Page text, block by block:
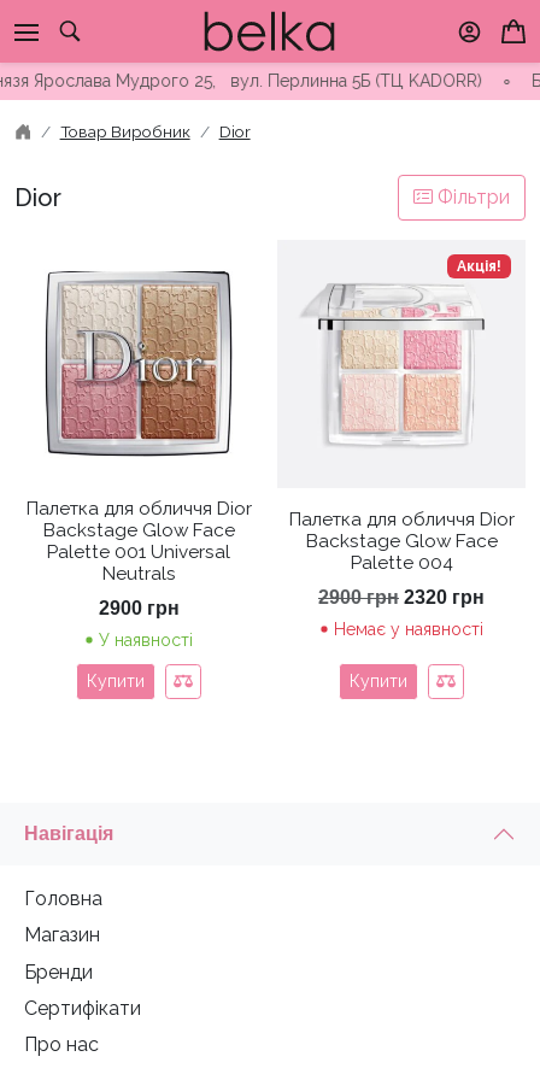
to
content
Ярослава Мудрого 25, вул. Перлинна 5Б (ТЦ KADORR) ∘
Товар Виробник Dior
Dior Фільтри
Палетка для обличчя Dior
Backstage Glow Face
Palette 001 Universal
Neutrals
2900 грн
У наявності
Купити
Акція!
Палетка для обличчя Dior
Backstage Glow Face
Palette 004
2900грн Оригінальна
2900 грн.
2320 грн
Немає у наявності
Купити
Навігація
Головна
Магазин
Бренди
Сертифікати
Про нас